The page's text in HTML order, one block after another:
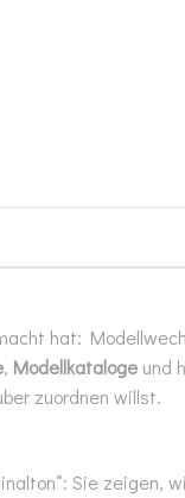
hat:
, Modellkataloge und
zuordnen willst.
Sie zeigen,